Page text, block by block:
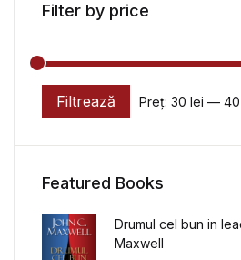
Filter by price
Preț minim
Preț maxim
Filtrează Preț: 30 lei —
Featured Books
Drumul cel bun in
Maxwell